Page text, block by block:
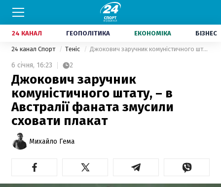
24 КАНАЛ ГЕОПОЛІТИКА ЕКОНОМІКА БІЗНЕС
24 канал Спорт Теніс Джокович заручник комуністичного штату, – в Австралії фаната змусили сховати плакат
6 січня, 16:23 2
Джокович заручник
комуністичного штату, – в
Австралії фаната змусили
сховати плакат
Михайло Гема